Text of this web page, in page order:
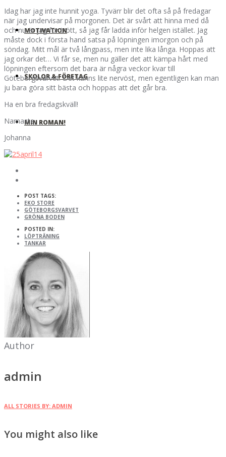
MOTIVATION
SKOLOR & FÖRETAG
MIN ROMAN!
Idag har jag inte hunnit yoga. Tyvärr blir det ofta så på fredagar
när jag undervisar på morgonen. Det är svårt att hinna med då
och nu är jag för trött, så jag får ladda inför helgen istället. Jag
måste dock i första hand satsa på löpningen imorgon och på
söndag. Mitt mål är två långpass, men inte lika långa. Hoppas att
jag orkar det… Vi får se, men nu gäller det att kämpa hårt med
löpningen eftersom det bara är några veckor kvar till
Göteborgsvarvet. Det känns lite nervöst, men egentligen kan man
ju bara göra sitt bästa och hoppas att det går bra.
Ha en bra fredagskväll!
Namaste,
Johanna
POST TAGS:
EKO STORE
GÖTEBORGSVARVET
GRÖNA BODEN
POSTED IN:
LÖPTRÄNING
TANKAR
Author
admin
ALL STORIES BY: ADMIN
You might also like